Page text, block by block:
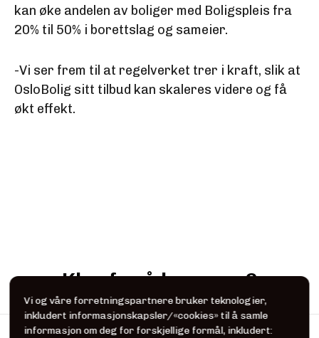
kan øke andelen av boliger med Boligspleis fra
20% til 50% i borettslag og sameier.
-Vi ser frem til at regelverket trer i kraft, slik at
OsloBolig sitt tilbud kan skaleres videre og få
økt effekt.
Klar for å lese mer?
Vi og våre forretningspartnere bruker teknologier,
inkludert informasjonskapsler/«cookies» til å samle
informasjon om deg for forskjellige formål, inkludert: